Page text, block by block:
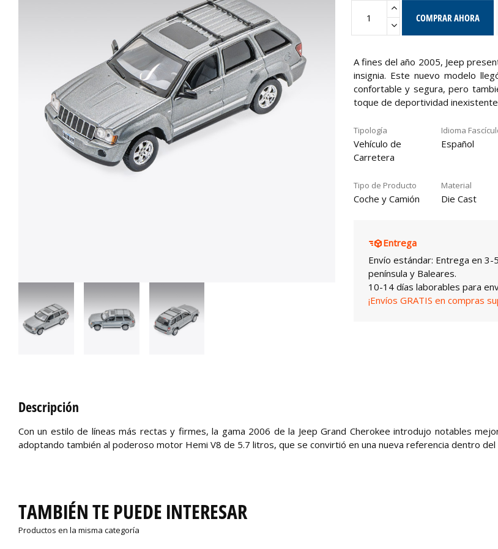
COMPRAR AHORA
A fines del año 2005, Jeep
insignia. Este nuevo modelo
confortable y segura, pero
toque de deportividad
Tipología
Vehículo de
Carretera
Idioma
Español
Tipo de Producto
Coche y Camión
Material
Die Cast
Entrega
Envío estándar: Entrega en 3-
península y Baleares.
10-14 días laborables para
¡Envíos GRATIS en compras
Descripción
Con un estilo de líneas más rectas y firmes, la gama 2006 de la Jeep Grand Cherokee introdujo notables
adoptando también al poderoso motor Hemi V8 de 5.7 litros, que se convirtió en una nueva referencia dentro del
TAMBIÉN TE PUEDE INTERESAR
Productos en la misma categoría